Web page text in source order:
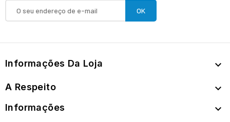
Informações Da Loja 
A Respeito 
Informações 